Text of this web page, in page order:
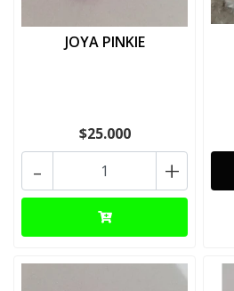
JOYA PINKIE
$25.000
+
-